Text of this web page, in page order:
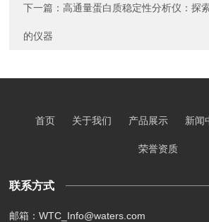
下一篇：高通量蛋白质稳定性分析仪：探
的仪器
首页 关于我们 产品展示 新闻
荣誉资质
联系方式
邮箱：WTC_Info@waters.com